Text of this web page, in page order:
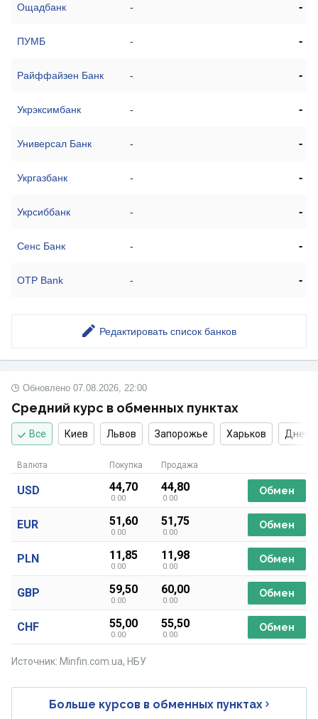
Ощадбанк - -
ПУМБ - -
Райффайзен Банк - -
Укрэксимбанк - -
Универсал Банк - -
Укргазбанк - -
Укрсиббанк - -
Сенс Банк - -
OTP Bank - -
Редактировать список банков
Средний курс в обменных пунктах
Обновлено 07.08.2026, 22:00
Все Киев Львов Запорожье Харьков Днепр
Валюта Покупка Продажа
USD 44,70
0.00
44,80
0.00
Обмен
EUR 51,60
0.00
51,75
0.00
Обмен
PLN 11,85
0.00
11,98
0.00
Обмен
GBP 59,50
0.00
60,00
0.00
Обмен
CHF 55,00
0.00
55,50
0.00
Обмен
Больше курсов в обменных пунктах
Источник: Minfin.com.ua, НБУ